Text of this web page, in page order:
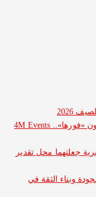
هيفاء وهبي وسانت ليفانت وديسكو مصر يشعلون «فورها».. 4M Events
محل تقدير
في